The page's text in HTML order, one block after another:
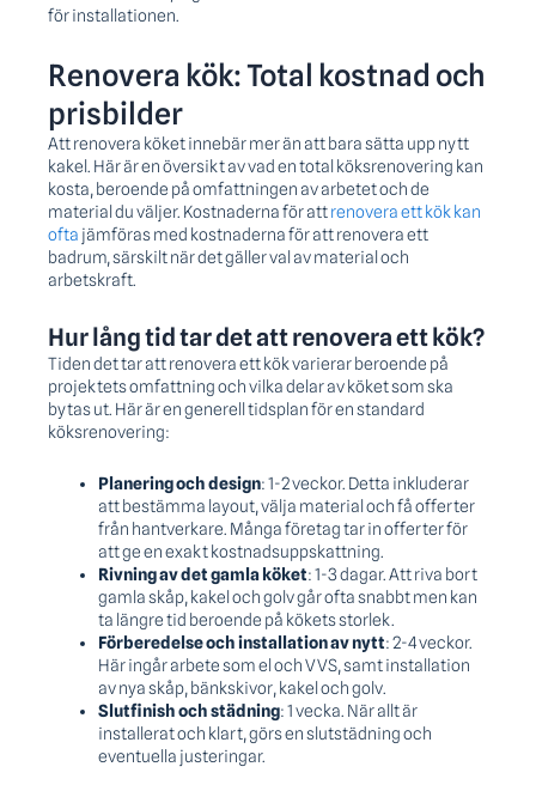
för installationen.
Renovera kök: Total kostnad och
prisbilder
Att renovera köket innebär mer än att bara sätta upp nytt
kakel. Här är en översikt av vad en total köksrenovering kan
kosta, beroende på omfattningen av arbetet och de
material du väljer. Kostnaderna för attrenovera ett kök kan
ofta jämföras med kostnaderna för att renovera ett
badrum, särskilt när det gäller val av material och
arbetskraft.
Hur lång tid tar det att renovera ett kök?
Tiden det tar att renovera ett kök varierar beroende på
projektets omfattning och vilka delar av köket som ska
bytas ut. Här är en generell tidsplan för en standard
köksrenovering:
Planering och design: 1-2 veckor. Detta inkluderar
att bestämma layout, välja material och få offerter
från hantverkare. Många företag tar in offerter för
att ge en exakt kostnadsuppskattning.
Rivning av det gamla köket: 1-3 dagar. Att riva bort
gamla skåp, kakel och golv går ofta snabbt men kan
ta längre tid beroende på kökets storlek.
Förberedelse och installation av nytt: 2-4 veckor.
Här ingår arbete som el och VVS, samt installation
av nya skåp, bänkskivor, kakel och golv.
Slutfinish och städning: 1 vecka. När allt är
installerat och klart, görs en slutstädning och
eventuella justeringar.